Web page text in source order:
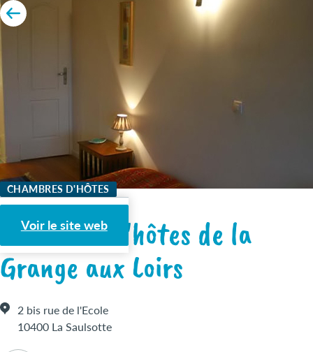
CHAMBRES D'HÔTES
Voir le site web
Chambres d'hôtes de la
Grange aux Loirs
2 bis rue de l'Ecole
10400 La Saulsotte